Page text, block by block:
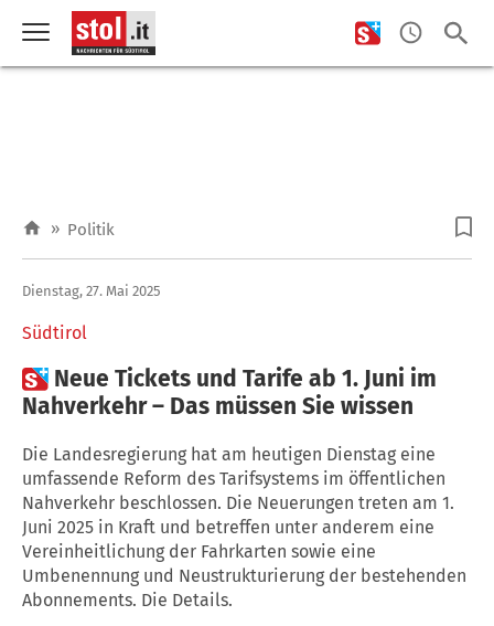
» Politik
Südtirol
Dienstag, 27. Mai 2025
 Neue Tickets und Tarife ab 1. Juni im
Nahverkehr – Das müssen Sie wissen
Die Landesregierung hat am heutigen Dienstag eine
umfassende Reform des Tarifsystems im öffentlichen
Nahverkehr beschlossen. Die Neuerungen treten am 1.
Juni 2025 in Kraft und betreffen unter anderem eine
Vereinheitlichung der Fahrkarten sowie eine
Umbenennung und Neustrukturierung der bestehenden
Abonnements. Die Details.